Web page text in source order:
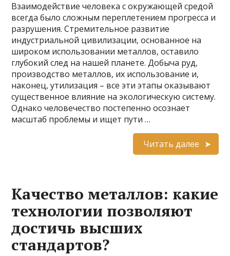
Взаимодействие человека с окружающей средой
всегда было сложным переплетением прогресса и
разрушения. Стремительное развитие
индустриальной цивилизации, основанное на
широком использовании металлов, оставило
глубокий след на нашей планете. Добыча руд,
производство металлов, их использование и,
наконец, утилизация – все эти этапы оказывают
существенное влияние на экологическую систему.
Однако человечество постепенно осознает
масштаб проблемы и ищет пути …
Читать далее
Качество металлов: какие
технологии позволяют
достичь высших
стандартов?